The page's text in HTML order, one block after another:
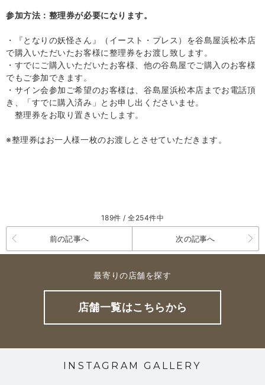
参加方法：整理券が必要になります。
・『となりの妖怪さん』（イースト・プレス）を谷島屋浜松本店
で購入いただいたお客様に整理券をお渡し致します。
・すでにご購入いただいたお客様、他の谷島屋でご購入のお客様
でもご参加できます。
・サイン会参加ご希望のお客様は、谷島屋浜松本店までお電話頂
き、「すでに購入済み」とお申し出くださいませ。
整理券をお取り置きいたします。
※整理券はお一人様一枚のお渡しとさせていただきます。
189件 / 全254件中
前の記事へ 次の記事へ
最寄りの店舗を探す
店舗一覧はこちらから
INSTAGRAM GALLERY